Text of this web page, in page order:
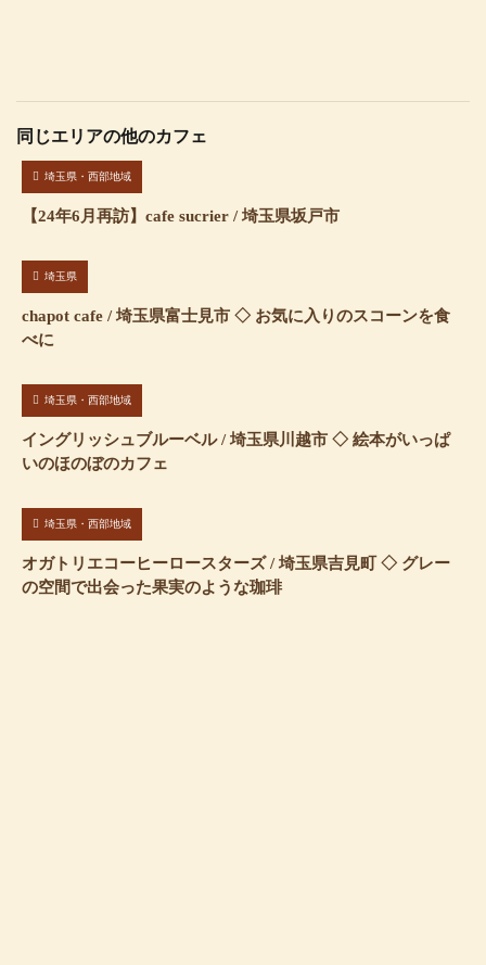
同じエリアの他のカフェ
埼玉県・西部地域
【24年6月再訪】cafe sucrier / 埼玉県坂戸市
埼玉県
chapot cafe / 埼玉県富士見市 ◇ お気に入りのスコーンを食
べに
埼玉県・西部地域
イングリッシュブルーベル / 埼玉県川越市 ◇ 絵本がいっぱ
いのほのぼのカフェ
埼玉県・西部地域
オガトリエコーヒーロースターズ / 埼玉県吉見町 ◇ グレー
の空間で出会った果実のような珈琲